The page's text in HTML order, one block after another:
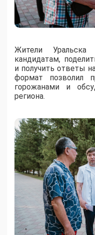
Жители
кандидатам,
и получить ответы
формат позволил
горожанами и
региона.